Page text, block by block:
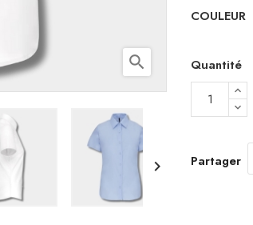
search

COULEUR
Quantité
Partager